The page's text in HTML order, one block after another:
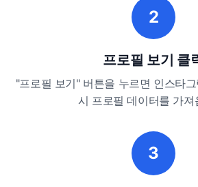
2
프로필 보기 클
"프로필 보기" 버튼을 누르면 인스타
시 프로필 데이터를 가져
3